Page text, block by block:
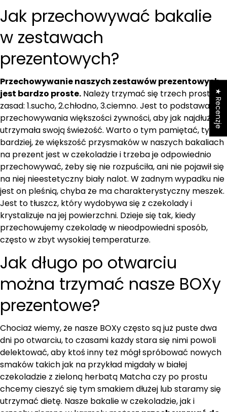
Jak przechowywać bakalie
w zestawach
prezentowych?
Przechowywanie naszych zestawów prezentowych
jest bardzo proste. Należy trzymać się trzech prostych
zasad: 1.sucho, 2.chłodno, 3.ciemno. Jest to podstawa
przechowywania większości żywności, aby jak najdłużej
utrzymała swoją świeżość. Warto o tym pamiętać, tym
bardziej, że większość przysmaków w naszych bakaliach
na prezent jest w czekoladzie i trzeba je odpowiednio
przechowywać, żeby się nie rozpuściła, ani nie pojawił się
na niej nieestetyczny biały nalot. W żadnym wypadku nie
jest on pleśnią, chyba że ma charakterystyczny meszek.
Jest to tłuszcz, który wydobywa się z czekolady i
krystalizuje na jej powierzchni. Dzieje się tak, kiedy
przechowujemy czekoladę w nieodpowiedni sposób,
często w zbyt wysokiej temperaturze.
Jak długo po otwarciu
można trzymać nasze BOXy
prezentowe?
Chociaż wiemy, że nasze BOXy często są już puste dwa
dni po otwarciu, to czasami każdy stara się nimi powoli
delektować, aby ktoś inny też mógł spróbować nowych
smaków takich jak na przykład migdały w białej
czekoladzie z zieloną herbatą Matcha czy po prostu
chcemy cieszyć się tym smakiem dłużej lub staramy się
utrzymać dietę. Nasze bakalie w czekoladzie, jak i
★ Recenzje